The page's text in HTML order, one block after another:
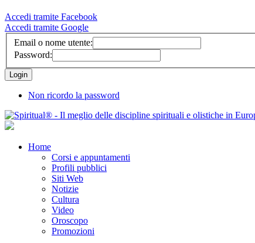
Accedi tramite Facebook
Accedi tramite Google
Email o nome utente:
Password:
Non ricordo la password
Home
Corsi e appuntamenti
Profili pubblici
Siti Web
Notizie
Cultura
Video
Oroscopo
Promozioni